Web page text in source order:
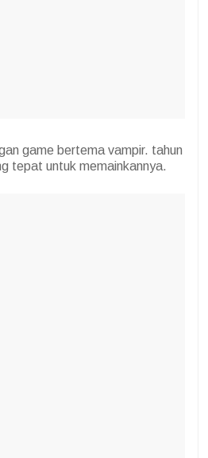
game bertema vampir. tahun
tepat untuk memainkannya.